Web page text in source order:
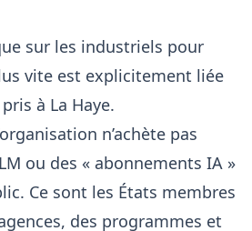
sur les industriels pour
vite est explicitement liée
à La Haye.
n’achète pas
ou des « abonnements IA »
Ce sont les États membres
des programmes et